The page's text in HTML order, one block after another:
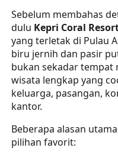
Sebelum membahas
dulu Kepri Coral
yang terletak di Pulau
biru jernih dan pasir
bukan sekadar tempat
wisata lengkap yang
keluarga, pasangan,
kantor.
Beberapa alasan
pilihan favorit: